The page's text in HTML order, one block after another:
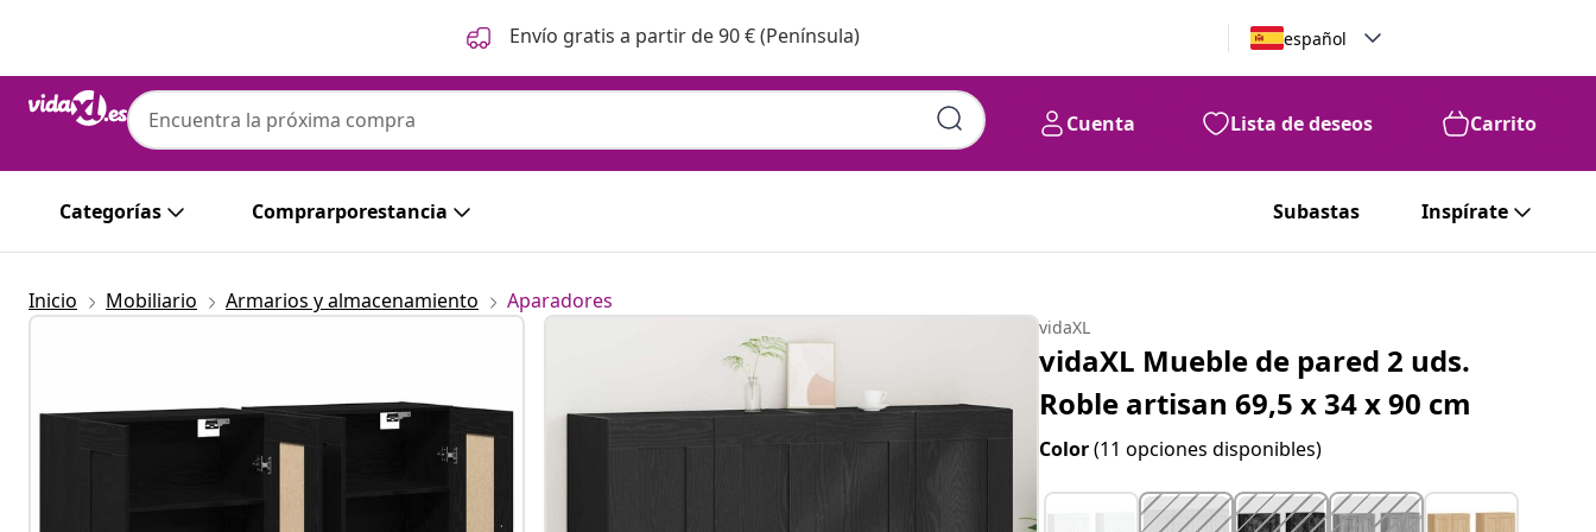
Envío gratis a partir de 90 € (Península) español
Cuenta Lista de deseos Carrito
Categorías Comprarporestancia Subastas Inspírate
Inicio Mobiliario Armarios y almacenamiento Aparadores
vidaXL
vidaXL Mueble de pared 2 uds.
Roble artisan 69,5 x 34 x 90 cm
Color(11 opciones disponibles)